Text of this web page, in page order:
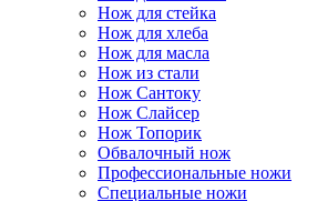
Нож для стейка
Нож для хлеба
Нож для масла
Нож из стали
Нож Сантоку
Нож Слайсер
Нож Топорик
Обвалочный нож
Профессиональные ножи
Специальные ножи